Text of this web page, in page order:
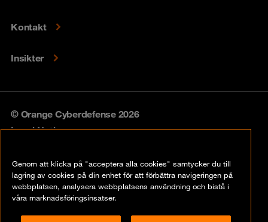
Kontakt
Insikter
© Orange Cyberdefense 2026
Legal Notice
Vulnerability policy
Genom att klicka på "acceptera alla cookies" samtycker du till
lagring av cookies på din enhet för att förbättra navigeringen på
webbplatsen, analysera webbplatsens användning och bistå i
våra marknadsföringsinsatser.